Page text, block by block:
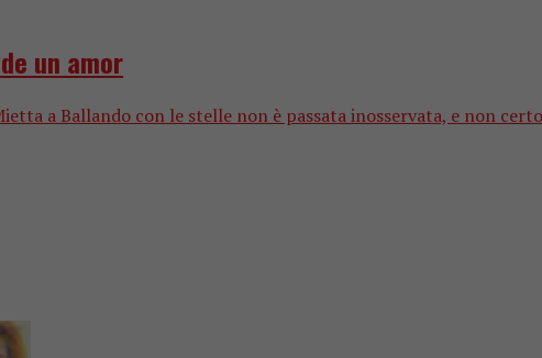
un amor
a Ballando con le stelle non è passata inosservata, e non